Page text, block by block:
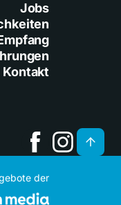
Jobs
Kontakt
der